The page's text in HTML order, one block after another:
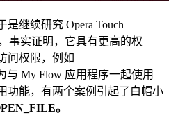
继续研究 Opera Touch
事实证明，它具有更高的权
问权限，例如
与 My Flow 应用程序一起使用
功能，有两个案例引起了白帽小
。